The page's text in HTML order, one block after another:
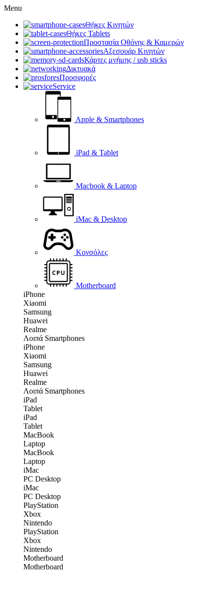
Menu
Θήκες Κινητών
Θήκες Tablets
Προστασία Οθόνης & Καμερών
Αξεσουάρ Κινητών
Κάρτες μνήμης / usb sticks
Δικτυακά
Προσφορές
Service
Apple & Smartphones
iPad & Tablet
Macbook & Laptop
iMac & Desktop
Κονσόλες
Motherboard
iPhone
Xiaomi
Samsung
Huawei
Realme
Λοιπά Smartphones
iPhone
Xiaomi
Samsung
Huawei
Realme
Λοιπά Smartphones
iPad
Tablet
iPad
Tablet
MacBook
Laptop
MacBook
Laptop
iMac
PC Desktop
iMac
PC Desktop
PlayStation
Xbox
Nintendo
PlayStation
Xbox
Nintendo
Motherboard
Motherboard